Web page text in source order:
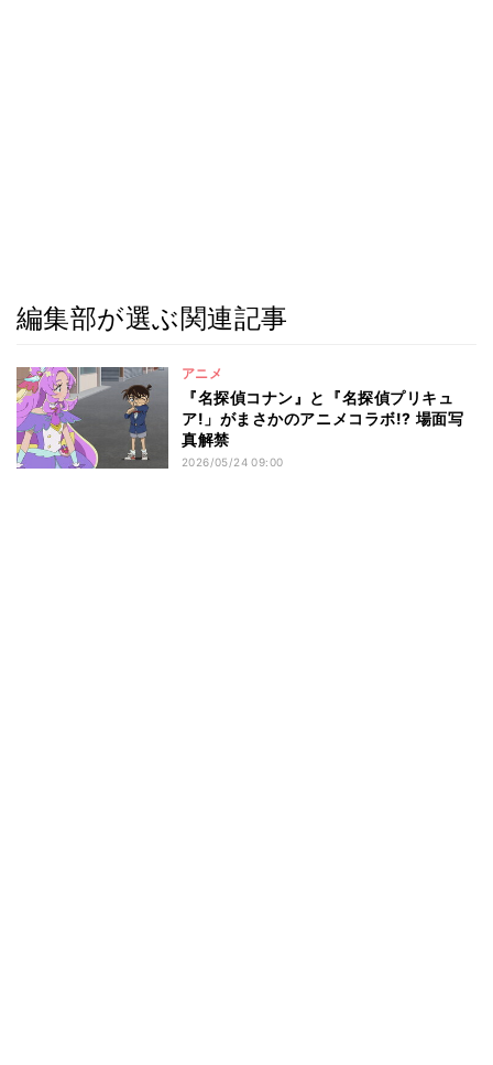
編集部が選ぶ関連記事
アニメ
『名探偵コナン』と『名探偵プリキュ
ア!」がまさかのアニメコラボ!? 場面写
真解禁
2026/05/24 09:00